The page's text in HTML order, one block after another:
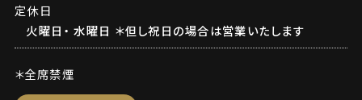
定休日
火曜日・ 水曜日 ＊但し祝日の場合は営業いたします
＊全席禁煙